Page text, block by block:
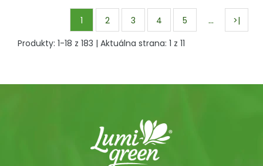
1 2 3 4 5 …
>|
Produkty: 1-18 z 183 | Aktuálna strana: 1 z 11